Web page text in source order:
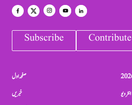
Subscribe Contribute
صفحہ اول
خبریں
انٹرویو